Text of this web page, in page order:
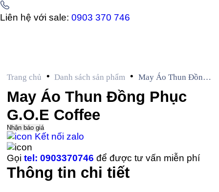
Liên hệ với sale: 0903 370 746
Trang chủ • Danh sách sản phẩm • May Áo Thun Đồng
Phục G.O.E Coffee
May Áo Thun Đồng Phục
G.O.E Coffee
Nhận báo giá
Kết nối zalo
Gọitel: 0903370746 để được tư vấn miễn phí
Thông tin chi tiết